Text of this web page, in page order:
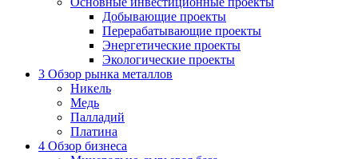
Добывающие проекты
Перерабатывающие проекты
Энергетические проекты
Экологические проекты
3 Обзор рынка металлов
Никель
Медь
Палладий
Платина
4 Обзор бизнеса